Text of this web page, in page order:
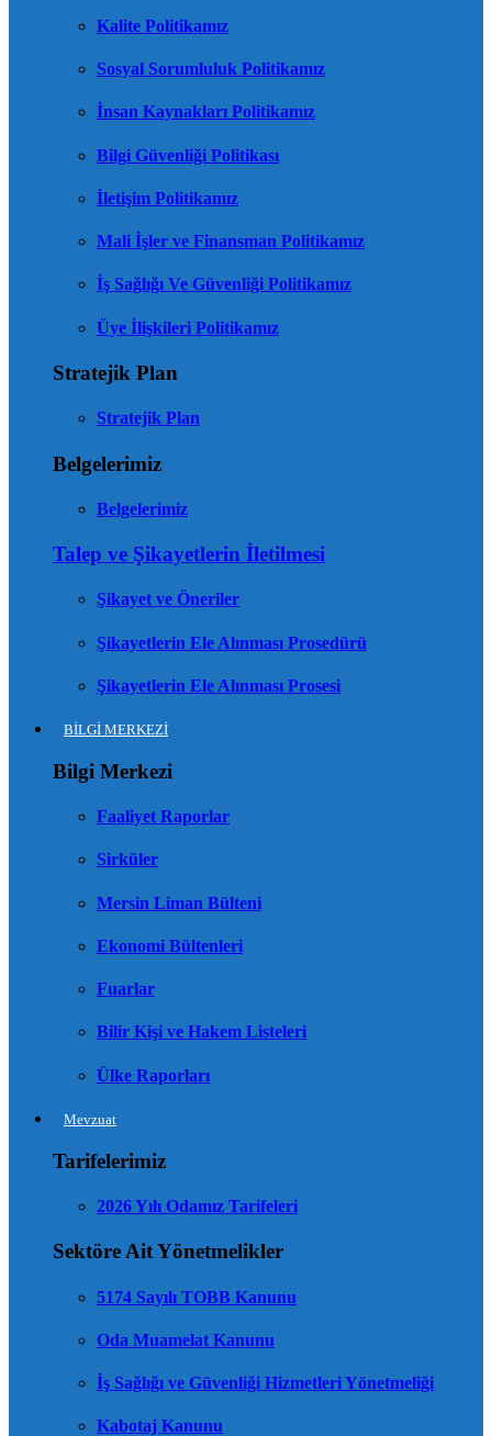
Kalite Politikamız
Sosyal Sorumluluk Politikamız
İnsan Kaynakları Politikamız
Bilgi Güvenliği Politikası
İletişim Politikamız
Mali İşler ve Finansman Politikamız
İş Sağlığı Ve Güvenliği Politikamız
Üye İlişkileri Politikamız
Stratejik Plan
Stratejik Plan
Belgelerimiz
Belgelerimiz
Talep ve Şikayetlerin İletilmesi
Şikayet ve Öneriler
Şikayetlerin Ele Alınması Prosedürü
Şikayetlerin Ele Alınması Prosesi
BİLGİ MERKEZİ
Bilgi Merkezi
Faaliyet Raporlar
Sirküler
Mersin Liman Bülteni
Ekonomi Bültenleri
Fuarlar
Bilir Kişi ve Hakem Listeleri
Ülke Raporları
Mevzuat
Tarifelerimiz
2026 Yılı Odamız Tarifeleri
Sektöre Ait Yönetmelikler
5174 Sayılı TOBB Kanunu
Oda Muamelat Kanunu
İş Sağlığı ve Güvenliği Hizmetleri Yönetmeliği
Kabotaj Kanunu